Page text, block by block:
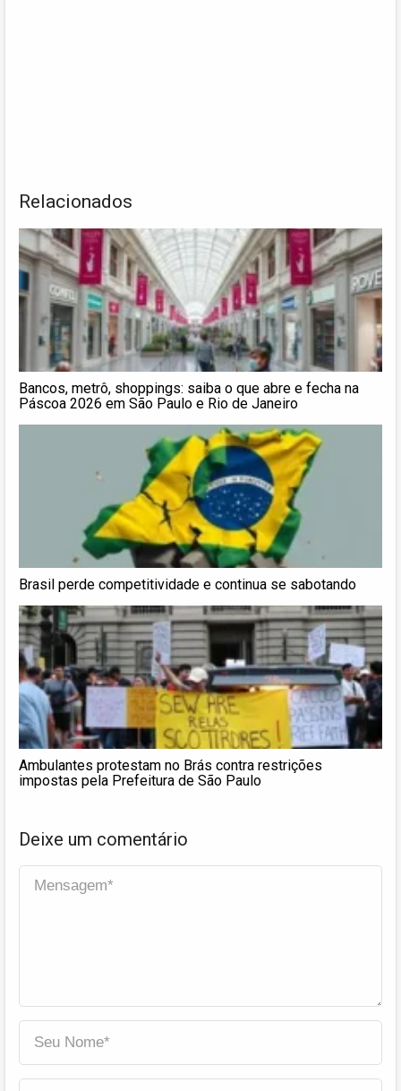
Relacionados
Bancos, metrô, shoppings: saiba o que abre e fecha na
Páscoa 2026 em São Paulo e Rio de Janeiro
Brasil perde competitividade e continua se sabotando
Ambulantes protestam no Brás contra restrições
impostas pela Prefeitura de São Paulo
Deixe um comentário